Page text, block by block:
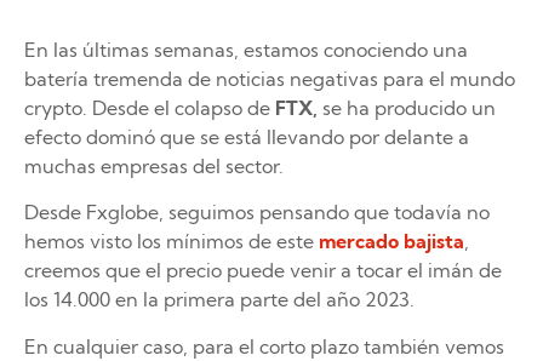
En las últimas semanas, estamos conociendo una
batería tremenda de noticias negativas para el mundo
crypto. Desde el colapso de FTX, se ha producido un
efecto dominó que se está llevando por delante a
muchas empresas del sector.
Desde Fxglobe, seguimos pensando que todavía no
hemos visto los mínimos de este mercado bajista,
creemos que el precio puede venir a tocar el imán de
los 14.000 en la primera parte del año 2023.
En cualquier caso, para el corto plazo también vemos